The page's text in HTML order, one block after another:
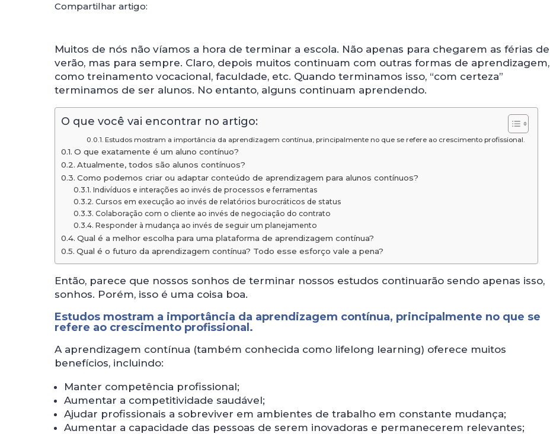
Compartilhar artigo:
Muitos de nós não víamos a hora de terminar a escola. Não apenas para chegarem as férias de
verão, mas para sempre. Claro, depois muitos continuam com outras formas de aprendizagem,
como treinamento vocacional, faculdade, etc. Quando terminamos isso, “com certeza”
terminamos de ser alunos. No entanto, alguns continuam aprendendo.
O que você vai encontrar no artigo:
Estudos mostram a importância da aprendizagem contínua, principalmente no que se refere ao crescimento profissional.
O que exatamente é um aluno contínuo?
Atualmente, todos são alunos contínuos?
Como podemos criar ou adaptar conteúdo de aprendizagem para alunos contínuos?
Indivíduos e interações ao invés de processos e ferramentas
Cursos em execução ao invés de relatórios burocráticos de status
Colaboração com o cliente ao invés de negociação do contrato
Responder à mudança ao invés de seguir um planejamento
Qual é a melhor escolha para uma plataforma de aprendizagem contínua?
Qual é o futuro da aprendizagem contínua? Todo esse esforço vale a pena?
Então, parece que nossos sonhos de terminar nossos estudos continuarão sendo apenas isso,
sonhos. Porém, isso é uma coisa boa.
Estudos mostram a importância da aprendizagem contínua, principalmente no que se
refere ao crescimento profissional.
A aprendizagem contínua (também conhecida como lifelong learning) oferece muitos
benefícios, incluindo:
Manter competência profissional;
Aumentar a competitividade saudável;
Ajudar profissionais a sobreviver em ambientes de trabalho em constante mudança;
Aumentar a capacidade das pessoas de serem inovadoras e permanecerem relevantes;